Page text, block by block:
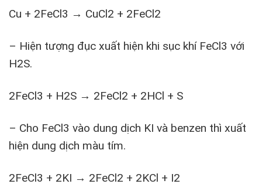
Cu + 2FeCl3 → CuCl2 + 2FeCl2
– Hiện tượng đục xuất hiện khi sục khí FeCl3 với
H2S.
2FeCl3 + H2S → 2FeCl2 + 2HCl + S
– Cho FeCl3 vào dung dịch KI và benzen thì xuất
hiện dung dịch màu tím.
2FeCl3 + 2KI → 2FeCl2 + 2KCl + I2